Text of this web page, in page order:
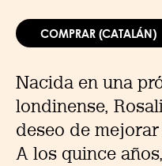
COMPRAR (CATALÁN)
Nacida en una
londinense,
deseo de
A los quince